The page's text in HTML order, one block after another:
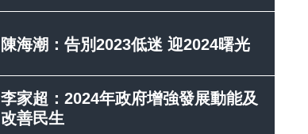
陳海潮：告別2023低迷 迎2024曙光
李家超：2024年政府增強發展動能及
改善民生